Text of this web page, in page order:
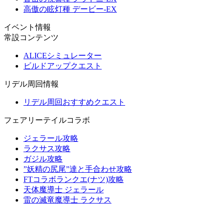
高傲の眩灯種 デービー-EX
イベント情報
常設コンテンツ
ALICEシミュレーター
ビルドアップクエスト
リデル周回情報
リデル周回おすすめクエスト
フェアリーテイルコラボ
ジェラール攻略
ラクサス攻略
ガジル攻略
”妖精の尻尾”達と手合わせ攻略
FTコラボランクエ(ナツ)攻略
天体魔導士 ジェラール
雷の滅竜魔導士 ラクサス